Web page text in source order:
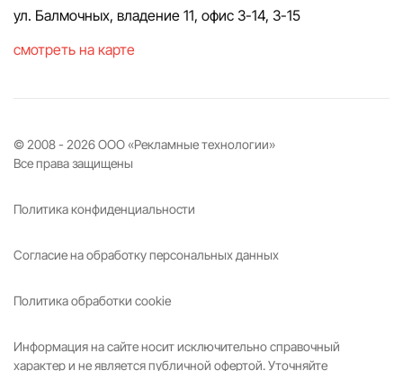
ул. Балмочных, владение 11, офис 3-14, 3-15
смотреть на карте
© 2008 - 2026ООО «Рекламные технологии»
Все права защищены
Политика конфиденциальности
Согласие на обработку персональных данных
Политика обработки cookie
Информация на сайте носит исключительно справочный
характер и не является публичной офертой. Уточняйте